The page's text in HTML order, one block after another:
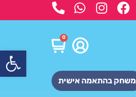
0
משחק בהתאמה אישית